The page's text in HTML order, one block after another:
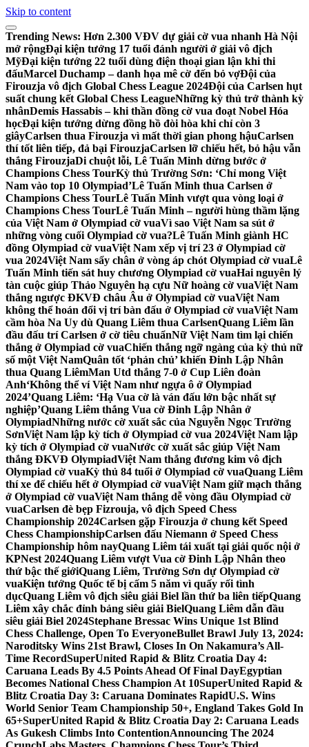
Skip to content
Trending News: Hơn 2.300 VĐV dự giải cờ vua nhanh Hà Nội
mở rộngĐại kiện tướng 17 tuổi đánh người ở giải vô địch
MỹĐại kiện tướng 22 tuổi dùng điện thoại gian lận khi thi
đấuMarcel Duchamp – danh họa mê cờ đến bỏ vợĐội của
Firouzja vô địch Global Chess League 2024Đội của Carlsen hụt
suất chung kết Global Chess LeagueNhững kỳ thủ trở thành kỳ
nhânDemis Hassabis – khi thần đồng cờ vua đoạt Nobel Hóa
họcĐại kiện tướng dừng đồng hồ đòi hòa khi chỉ còn 3
giâyCarlsen thua Firouzja vì mất thời gian phong hậuCarlsen
thí tốt liên tiếp, đả bại FirouzjaCarlsen lỡ chiếu hết, bỏ hậu vẫn
thắng FirouzjaDi chuột lỗi, Lê Tuấn Minh dừng bước ở
Champions Chess TourKỳ thủ Trường Sơn: ‘Chỉ mong Việt
Nam vào top 10 Olympiad’Lê Tuấn Minh thua Carlsen ở
Champions Chess TourLê Tuấn Minh vượt qua vòng loại ở
Champions Chess TourLê Tuấn Minh – người hùng thầm lặng
của Việt Nam ở Olympiad cờ vuaVì sao Việt Nam sa sút ở
những vòng cuối Olympiad cờ vua?Lê Tuấn Minh giành HC
đồng Olympiad cờ vuaViệt Nam xếp vị trí 23 ở Olympiad cờ
vua 2024Việt Nam sẩy chân ở vòng áp chót Olympiad cờ vuaLê
Tuấn Minh tiến sát huy chương Olympiad cờ vuaHai nguyên lý
tàn cuộc giúp Thảo Nguyên hạ cựu Nữ hoàng cờ vuaViệt Nam
thắng ngược ĐKVĐ châu Âu ở Olympiad cờ vuaViệt Nam
không thể hoán đổi vị trí bàn đấu ở Olympiad cờ vuaViệt Nam
cầm hòa Na Uy dù Quang Liêm thua CarlsenQuang Liêm lần
đầu đấu trí Carlsen ở cờ tiêu chuẩnNữ Việt Nam tìm lại chiến
thắng ở Olympiad cờ vuaChiến thắng ngỡ ngàng của kỳ thủ nữ
số một Việt NamQuân tốt ‘phản chủ’ khiến Đinh Lập Nhân
thua Quang LiêmMan Utd thắng 7-0 ở Cup Liên đoàn
Anh‘Không thể ví Việt Nam như ngựa ô ở Olympiad
2024’Quang Liêm: ‘Hạ Vua cờ là ván đấu lớn bậc nhất sự
nghiệp’Quang Liêm thắng Vua cờ Đinh Lập Nhân ở
OlympiadNhững nước cờ xuất sắc của Nguyễn Ngọc Trường
SơnViệt Nam lập kỳ tích ở Olympiad cờ vua 2024Việt Nam lập
kỳ tích ở Olympiad cờ vuaNước cờ xuất sắc giúp Việt Nam
thắng ĐKVĐ OlympiadViệt Nam thắng đương kim vô địch
Olympiad cờ vuaKỳ thủ 84 tuổi ở Olympiad cờ vuaQuang Liêm
thí xe để chiếu hết ở Olympiad cờ vuaViệt Nam giữ mạch thắng
ở Olympiad cờ vuaViệt Nam thắng dễ vòng đầu Olympiad cờ
vuaCarlsen đè bẹp Fizrouja, vô địch Speed Chess
Championship 2024Carlsen gặp Firouzja ở chung kết Speed
Chess ChampionshipCarlsen đấu Niemann ở Speed Chess
Championship hôm nayQuang Liêm tái xuất tại giải quốc nội ở
KPNest 2024Quang Liêm vượt Vua cờ Đinh Lập Nhân theo
thứ bậc thế giớiQuang Liêm, Trường Sơn dự Olympiad cờ
vuaKiện tướng Quốc tế bị cấm 5 năm vì quấy rối tình
dụcQuang Liêm vô địch siêu giải Biel lần thứ ba liên tiếpQuang
Liêm xây chắc đỉnh bảng siêu giải BielQuang Liêm dẫn đầu
siêu giải Biel 2024Stephane Bressac Wins Unique 1st Blind
Chess Challenge, Open To EveryoneBullet Brawl July 13, 2024:
Naroditsky Wins 21st Brawl, Closes In On Nakamura’s All-
Time RecordSuperUnited Rapid & Blitz Croatia Day 4:
Caruana Leads By 4.5 Points Ahead Of Final DayEgyptian
Becomes National Chess Champion At 10SuperUnited Rapid &
Blitz Croatia Day 3: Caruana Dominates RapidU.S. Wins
World Senior Team Championship 50+, England Takes Gold In
65+SuperUnited Rapid & Blitz Croatia Day 2: Caruana Leads
As Gukesh Climbs Into ContentionAnnouncing The 2024